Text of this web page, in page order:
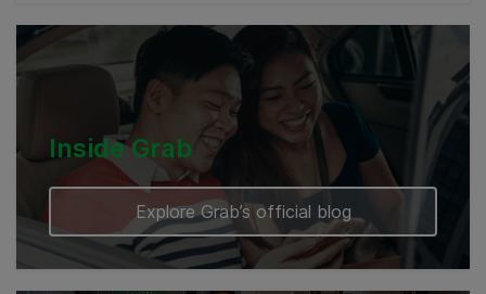
Cambodia
Inside Grab
Explore Grab’s official blog